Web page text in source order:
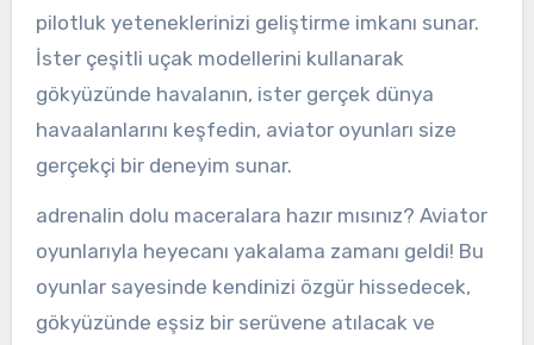
pilotluk yeteneklerinizi geliştirme imkanı sunar.
İster çeşitli uçak modellerini kullanarak
gökyüzünde havalanın, ister gerçek dünya
havaalanlarını keşfedin, aviator oyunları size
gerçekçi bir deneyim sunar.
adrenalin dolu maceralara hazır mısınız? Aviator
oyunlarıyla heyecanı yakalama zamanı geldi! Bu
oyunlar sayesinde kendinizi özgür hissedecek,
gökyüzünde eşsiz bir serüvene atılacak ve